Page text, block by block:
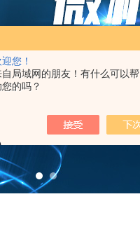
您！
局域网的朋友！有什么可以帮
的吗？